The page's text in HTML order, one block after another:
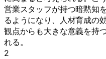
営業スタッフが持つ暗黙知
るようになり、人材育成の
観点からも大きな意義を持
れる。
2